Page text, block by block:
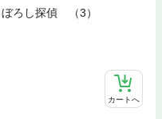
ぼろし探偵 （3）
カートへ